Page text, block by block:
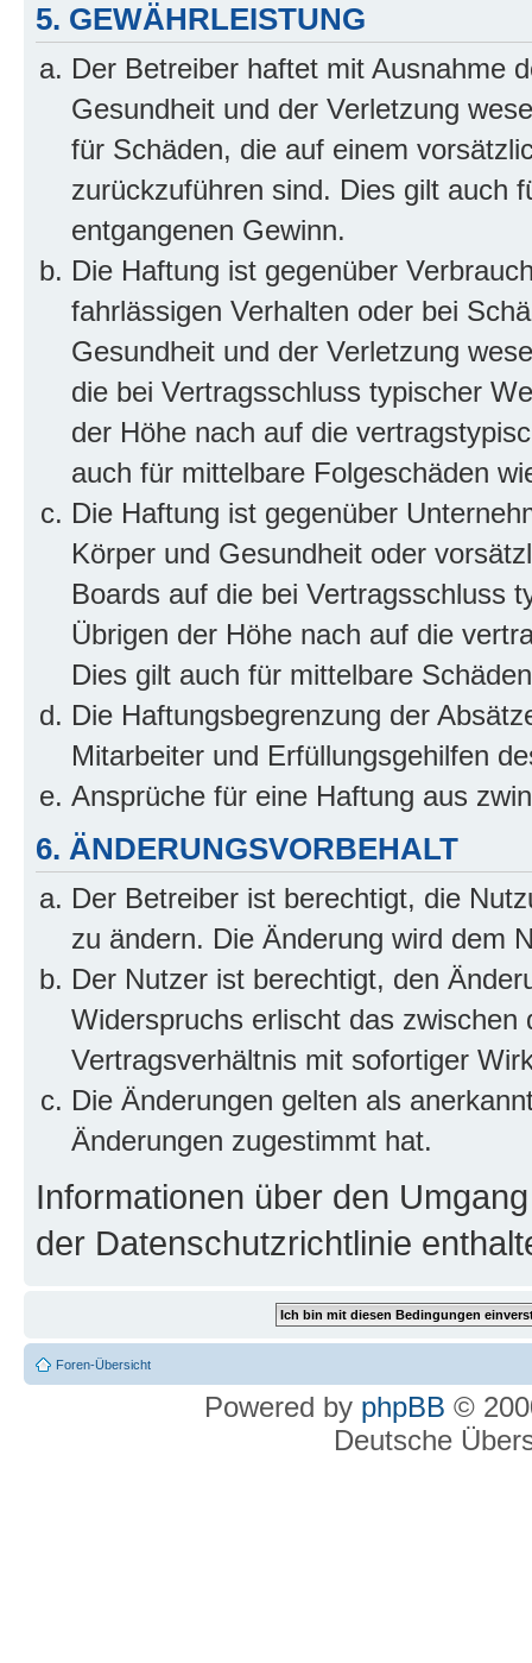
5. GEWÄHRLEISTUNG
Der Betreiber haftet mit Ausnahme
Gesundheit und der Verletzung
für Schäden, die auf einem
zurückzuführen sind. Dies gilt auch
entgangenen Gewinn.
Die Haftung ist gegenüber
fahrlässigen Verhalten oder bei
Gesundheit und der Verletzung
die bei Vertragsschluss typischer
der Höhe nach auf die
auch für mittelbare Folgeschäden
Die Haftung ist gegenüber
Körper und Gesundheit oder
Boards auf die bei Vertragsschluss
Übrigen der Höhe nach auf die
Dies gilt auch für mittelbare
Die Haftungsbegrenzung der
Mitarbeiter und Erfüllungsgehilfen
Ansprüche für eine Haftung aus
6. ÄNDERUNGSVORBEHALT
Der Betreiber ist berechtigt, die
zu ändern. Die Änderung wird dem
Der Nutzer ist berechtigt, den
Widerspruchs erlischt das
Vertragsverhältnis mit sofortiger
Die Änderungen gelten als
Änderungen zugestimmt hat.
Informationen über den
der Datenschutzrichtlinie
Foren-Übersicht
Powered by phpBB ©
Deutsche